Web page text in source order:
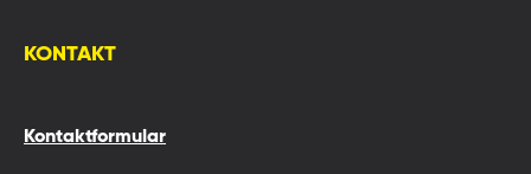
KONTAKT
Kontaktformular